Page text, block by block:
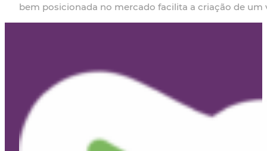
bem posicionada no mercado facilita a criação de